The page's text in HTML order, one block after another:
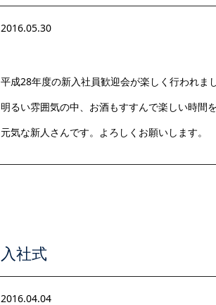
2016.05.30
平成28年度の新入社員歓迎会が楽しく行われま
明るい雰囲気の中、お酒もすすんで楽しい時間
元気な新人さんです。よろしくお願いします。
入社式
2016.04.04